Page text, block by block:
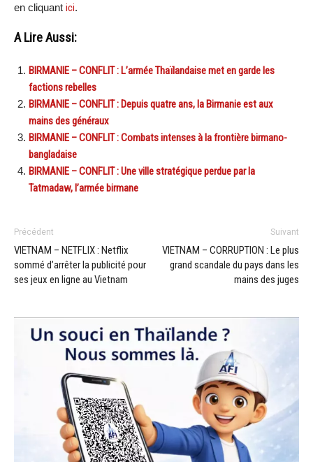
en cliquant ici.
A Lire Aussi:
BIRMANIE – CONFLIT : L’armée Thaïlandaise met en garde les
factions rebelles
BIRMANIE – CONFLIT : Depuis quatre ans, la Birmanie est aux
mains des généraux
BIRMANIE – CONFLIT : Combats intenses à la frontière birmano-
bangladaise
BIRMANIE – CONFLIT : Une ville stratégique perdue par la
Tatmadaw, l’armée birmane
Précédent
VIETNAM – NETFLIX : Netflix
sommé d’arrêter la publicité pour
ses jeux en ligne au Vietnam
Suivant
VIETNAM – CORRUPTION : Le plus
grand scandale du pays dans les
mains des juges